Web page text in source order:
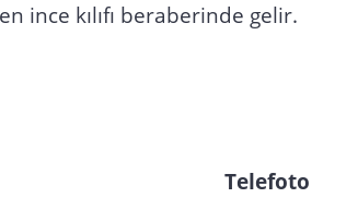
ince kılıfı beraberinde gelir.